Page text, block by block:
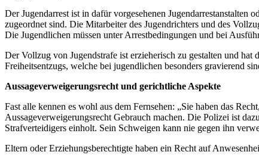
Der Jugendarrest ist in dafür vorgesehenen
zugeordnet sind. Die Mitarbeiter des Jugendrichters und des
Die Jugendlichen müssen unter Arrestbedingungen und bei
Der Vollzug von Jugendstrafe ist erzieherisch zu gestalten und
Freiheitsentzugs, welche bei jugendlichen besonders gravierend
Aussageverweigerungsrecht und gerichtliche Aspekte
Fast alle kennen es wohl aus dem Fernsehen: „Sie haben das
Aussageverweigerungsrecht Gebrauch machen. Die Polizei ist
Strafverteidigers einholt. Sein Schweigen kann nie gegen ihn
Eltern oder Erziehungsberechtigte haben ein Recht auf